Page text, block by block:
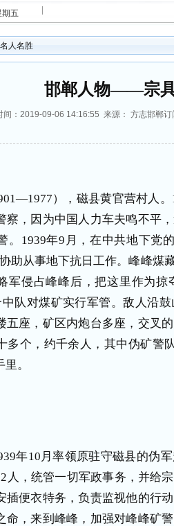
五
名人名胜
邯郸人物——宗具
间：2019-09-06 14:16:55 来源： 方志邯郸
—1977），磁县黄官营村人。
察，因为中国人力车夫鸣不平
。 1939年9 月，在中共地下党
助从事地下抗日工作。峰峰煤
军侵占峰峰后，把这里作为
队对煤矿实行军管。敌人沿
五座，矿区内炮台多座，交叉
多个，约千余人，其中伪矿警队
。
年10 月率领原驻守磁县的伪
人，统管一切军政事务，并给
插便衣特务，负责监视他的行
命，来到峰峰，加强对峰峰矿